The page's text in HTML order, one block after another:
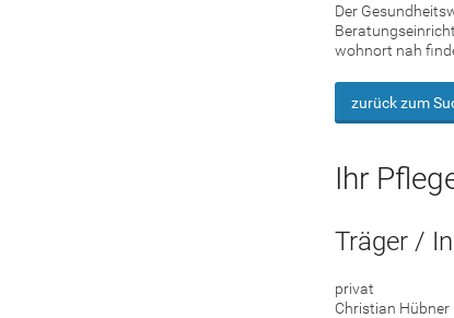
Der
wohnort nah
zurück zum
Ihr
Träger /
privat
Christian Hübner